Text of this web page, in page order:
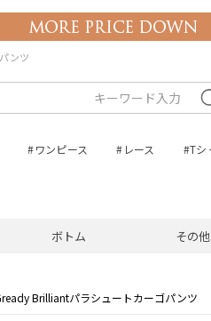
ンツ
#ワンピース #レース #Tシ
ボトム その
Brilliantパラシュートカーゴパンツ